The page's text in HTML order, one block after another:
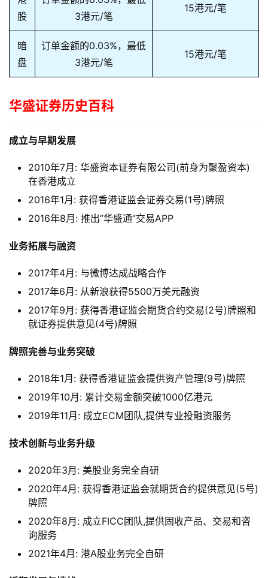
股
3港元/笔
15港元/笔
暗
盘
订单金额的0.03%，最低
3港元/笔
15港元/笔
华盛证券历史百科
成立与早期发展
2010年7月: 华盛资本证券有限公司(前身为聚盈资本)
在香港成立
2016年1月: 获得香港证监会证券交易(1号)牌照
2016年8月: 推出”华盛通”交易APP
业务拓展与融资
2017年4月: 与微博达成战略合作
2017年6月: 从新浪获得5500万美元融资
2017年9月: 获得香港证监会期货合约交易(2号)牌照和
就证券提供意见(4号)牌照
牌照完善与业务突破
2018年1月: 获得香港证监会提供资产管理(9号)牌照
2019年10月: 累计交易金额突破1000亿港元
2019年11月: 成立ECM团队,提供专业投融资服务
技术创新与业务升级
2020年3月: 美股业务完全自研
2020年4月: 获得香港证监会就期货合约提供意见(5号)
牌照
2020年8月: 成立FICC团队,提供固收产品、交易和咨
询服务
2021年4月: 港A股业务完全自研